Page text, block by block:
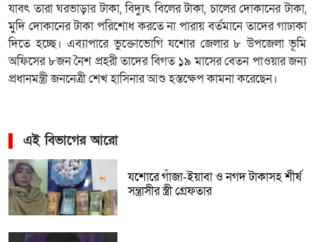
যাবৎ তারা ঘরভাড়ার টাকা, বিদ্যুৎ বিলের টাকা, চালের দোকানের টাকা,
মুদি দোকানের টাকা পরিশোধ করতে না পারায় বর্তমানে তাদের গাঢাকা
দিতে হচ্ছে। এব্যাপারে ভুক্তোভোগি যশোর জেলার ৮ উপজেলা ভূমি
অফিসের ৮জন নৈশ প্রহরী তাদের বিগত ১৯ মাসের বেতন পাওয়ার জন্য
প্রধানমন্ত্রী জননেত্রী শেখ হাসিনার আশু হস্তক্ষেপ কামনা করেছেন।
এই বিভাগের আরো
যশোরে গাঁজা-ইয়াবা ও নগদ টাকাসহ শীর্ষ
সন্ত্রাসীর স্ত্রী গ্রেফতার